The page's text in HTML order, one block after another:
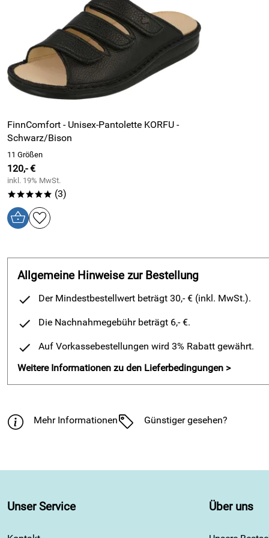
FinnComfort - Unisex-Pantolette KORFU -
Schwarz/Bison
11 Größen
120,- €
inkl. 19% MwSt.
***** (3)
Allgemeine Hinweise zur Bestellung
Der Mindestbestellwert beträgt 30,- € (inkl. MwSt.).
Die Nachnahmegebühr beträgt 6,- €.
Auf Vorkassebestellungen wird 3% Rabatt gewährt.
Weitere Informationen zu den Lieferbedingungen >
Mehr Informationen Günstiger gesehen?
Unser Service Über uns